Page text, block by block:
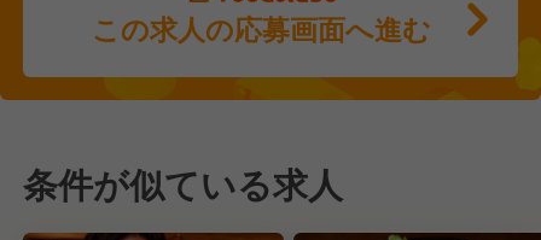
この求人の応募画面へ進む
条件が似ている求人